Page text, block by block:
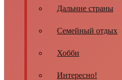
Дальние страны
Семейный отдых
Хобби
Интересно!